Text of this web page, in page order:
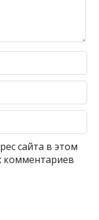
сайта в этом
комментариев